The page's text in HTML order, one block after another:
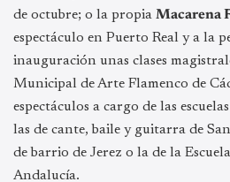
de octubre; o la propia Macarena
espectáculo en Puerto Real y a la
inauguración unas clases
Municipal de Arte Flamenco de
espectáculos a cargo de las
las de cante, baile y guitarra de
de barrio de Jerez o la de la
Andalucía.